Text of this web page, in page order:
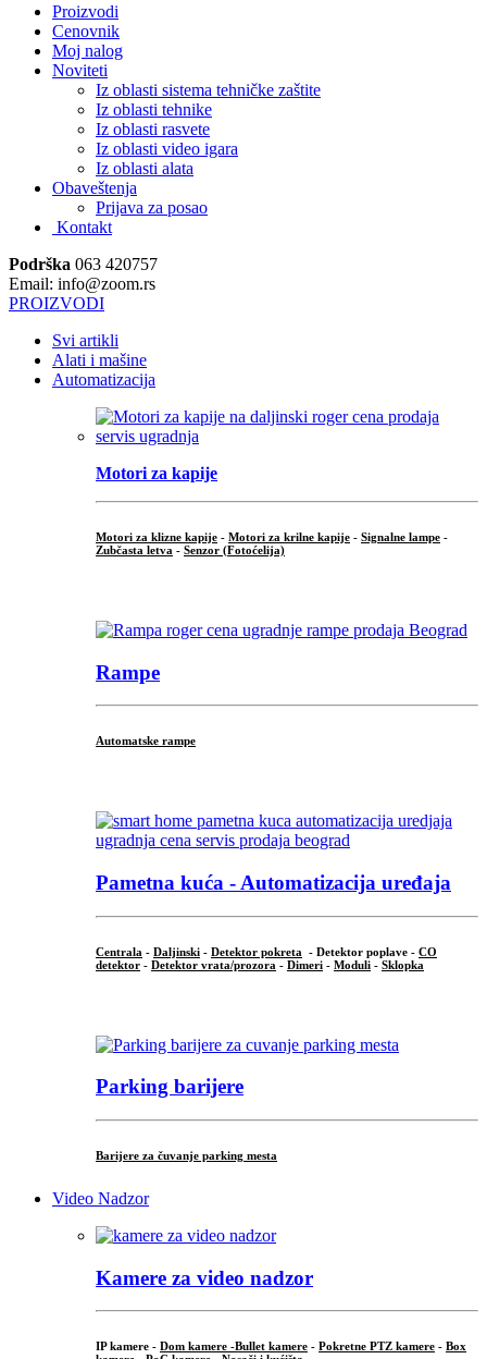
Proizvodi
Cenovnik
Moj nalog
Noviteti
Iz oblasti sistema tehničke zaštite
Iz oblasti tehnike
Iz oblasti rasvete
Iz oblasti video igara
Iz oblasti alata
Obaveštenja
Prijava za posao
Kontakt
Podrška 063 420757
Email: info@zoom.rs
PROIZVODI
Svi artikli
Alati i mašine
Automatizacija
Motori za kapije
Motori za klizne kapije - Motori za krilne kapije - Signalne lampe -
Zubčasta letva - Senzor (Fotoćelija)
Rampe
Automatske rampe
Pametna kuća - Automatizacija uređaja
Centrala - Daljinski - Detektor pokreta - Detektor poplave - CO
detektor - Detektor vrata/prozora - Dimeri - Moduli - Sklopka
Parking barijere
Barijere za čuvanje parking mesta
Video Nadzor
Kamere za video nadzor
IP kamere - Dom kamere -Bullet kamere - Pokretne PTZ kamere - Box